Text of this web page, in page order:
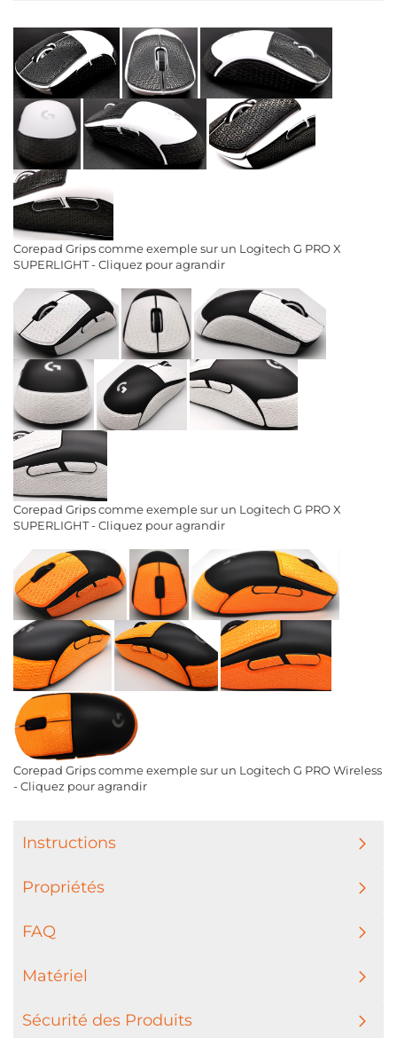
Corepad Grips comme exemple sur un Logitech G PRO X
SUPERLIGHT - Cliquez pour agrandir
Corepad Grips comme exemple sur un Logitech G PRO X
SUPERLIGHT - Cliquez pour agrandir
Corepad Grips comme exemple sur un Logitech G PRO Wireless
- Cliquez pour agrandir
Instructions
Propriétés
FAQ
Matériel
Sécurité des Produits